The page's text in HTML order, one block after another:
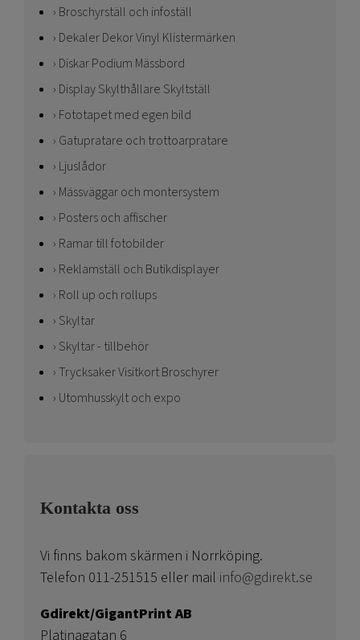
Broschyrställ och infoställ
Dekaler Dekor Vinyl Klistermärken
Diskar Podium Mässbord
Display Skylthållare Skyltställ
Fototapet med egen bild
Gatupratare och trottoarpratare
Ljuslådor
Mässväggar och montersystem
Posters och affischer
Ramar till fotobilder
Reklamställ och Butikdisplayer
Roll up och rollups
Skyltar
Skyltar - tillbehör
Trycksaker Visitkort Broschyrer
Utomhusskylt och expo
Kontakta oss
Vi finns bakom skärmen i Norrköping.
Telefon 011-251515 eller mail info@gdirekt.se
Gdirekt/GigantPrint AB
Platinagatan 6